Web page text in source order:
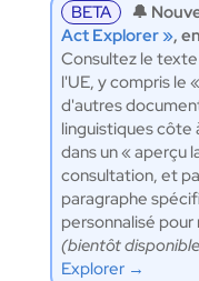
BETA 🔔
Act Explorer »,
Consultez le
l'UE, y compris le
d'autres
linguistiques côte
dans un « aperçu
consultation, et
paragraphe
personnalisé
(bientôt
Explorer →